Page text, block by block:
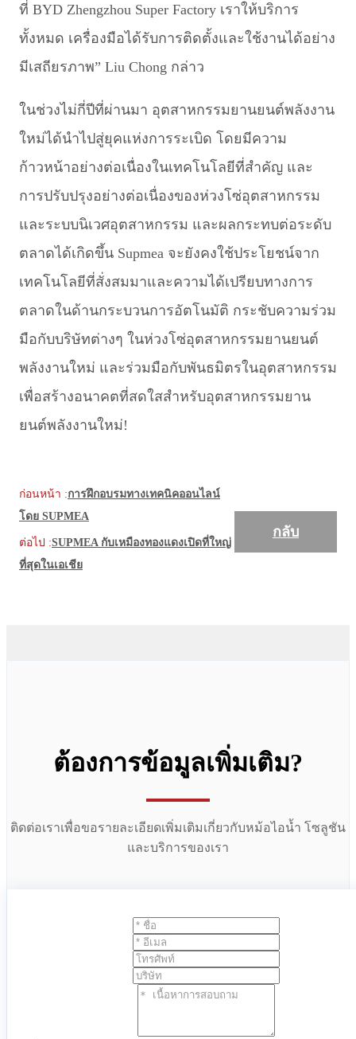
ที่ BYD Zhengzhou Super Factory เราให้บริการ
ทั้งหมด เครื่องมือได้รับการติดตั้งและใช้งานได้อย่าง
มีเสถียรภาพ” Liu Chong กล่าว
ในช่วงไม่กี่ปีที่ผ่านมา อุตสาหกรรมยานยนต์พลังงาน
ใหม่ได้นำไปสู่ยุคแห่งการระเบิด โดยมีความ
ก้าวหน้าอย่างต่อเนื่องในเทคโนโลยีที่สำคัญ และ
การปรับปรุงอย่างต่อเนื่องของห่วงโซ่อุตสาหกรรม
และระบบนิเวศอุตสาหกรรม และผลกระทบต่อระดับ
ตลาดได้เกิดขึ้น Supmea จะยังคงใช้ประโยชน์จาก
เทคโนโลยีที่สั่งสมมาและความได้เปรียบทางการ
ตลาดในด้านกระบวนการอัตโนมัติ กระชับความร่วม
มือกับบริษัทต่างๆ ในห่วงโซ่อุตสาหกรรมยานยนต์
พลังงานใหม่ และร่วมมือกับพันธมิตรในอุตสาหกรรม
เพื่อสร้างอนาคตที่สดใสสำหรับอุตสาหกรรมยาน
ยนต์พลังงานใหม่!
ก่อนหน้า :การฝึกอบรมทางเทคนิคออนไลน์
โดย SUPMEA
ต่อไป :SUPMEA กับเหมืองทองแดงเปิดที่ใหญ่
ที่สุดในเอเชีย
กลับ
ต้องการข้อมูลเพิ่มเติม?
ติดต่อเราเพื่อขอรายละเอียดเพิ่มเติมเกี่ยวกับหม้อไอน้ำ โซลูชัน
และบริการของเรา